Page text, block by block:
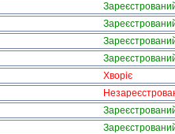
Хворіє